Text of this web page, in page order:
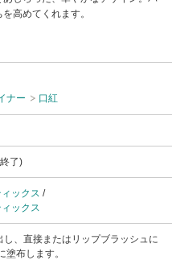
高めてくれます。
ナー 口紅
了)
ックス /
ックス
し、直接またはリップブラッシュに
塗布します。